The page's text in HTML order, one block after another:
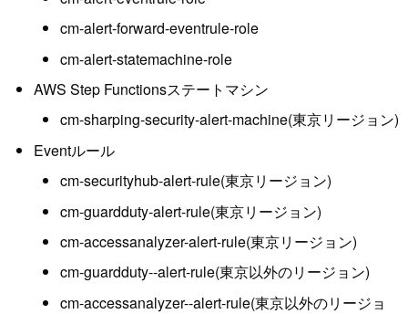
cm-alert-forward-eventrule-role
cm-alert-statemachine-role
AWS Step Functionsステートマシン
cm-sharping-security-alert-machine(東京リージョン)
Eventルール
cm-securityhub-alert-rule(東京リージョン)
cm-guardduty-alert-rule(東京リージョン)
cm-accessanalyzer-alert-rule(東京リージョン)
cm-guardduty--alert-rule(東京以外のリージョン)
cm-accessanalyzer--alert-rule(東京以外のリージョ